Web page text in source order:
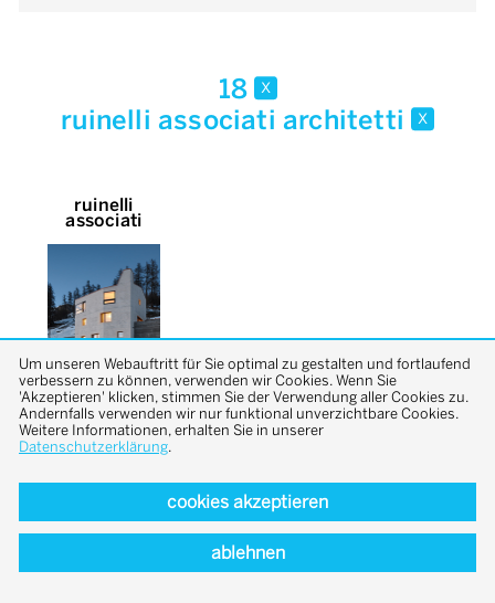
18 x
ruinelli associati architetti x
ruinelli
associati
back to top
Um unseren Webauftritt für Sie optimal zu gestalten und fortlaufend
verbessern zu können, verwenden wir Cookies. Wenn Sie
'Akzeptieren' klicken, stimmen Sie der Verwendung aller Cookies zu.
Andernfalls verwenden wir nur funktional unverzichtbare Cookies.
Weitere Informationen, erhalten Sie in unserer
Datenschutzerklärung.
cookies akzeptieren
ablehnen